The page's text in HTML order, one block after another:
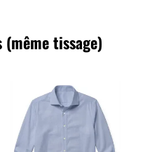
tissage)